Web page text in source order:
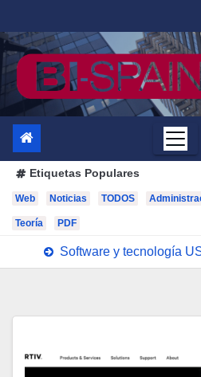
al
contenido
Etiquetas Populares
Web Noticias TODOS
Teoría PDF
Software y tecnología